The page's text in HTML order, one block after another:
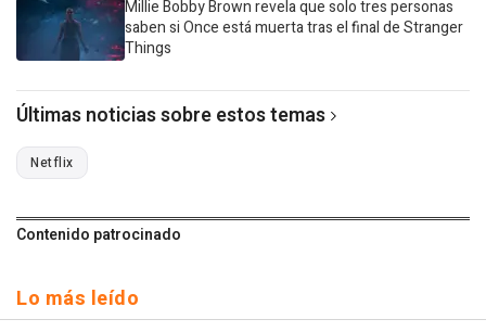
Millie Bobby Brown revela que solo tres personas
saben si Once está muerta tras el final de Stranger
Things
Últimas noticias sobre estos temas
Netflix
Contenido patrocinado
Lo más leído